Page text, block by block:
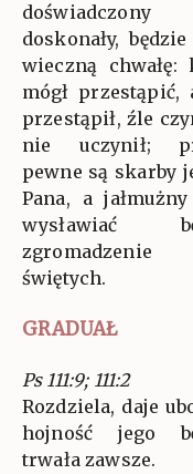
doskonały,
wieczną chwałę:
mógł przestąpić,
przestąpił, źle
nie uczynił;
pewne są skarby
Pana, a
wysławiać
zgromadzenie
świętych.
GRADUAŁ
Ps 111:9; 111:2
Rozdziela, daje
hojność jego
trwała zawsze.